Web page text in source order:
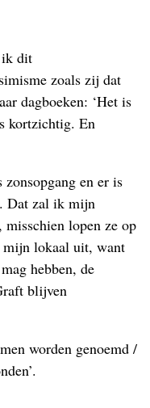
ik dit
zoals zij dat
dagboeken: ‘Het is
kortzichtig. En
en er is
Dat zal ik mijn
lopen ze op
mijn lokaal uit, want
hebben, de
blijven
worden genoemd /